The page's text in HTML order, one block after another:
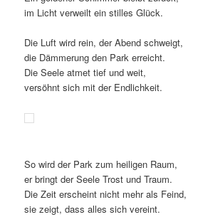
im Licht verweilt ein stilles Glück.
Die Luft wird rein, der Abend schweigt,
die Dämmerung den Park erreicht.
Die Seele atmet tief und weit,
versöhnt sich mit der Endlichkeit.
So wird der Park zum heiligen Raum,
er bringt der Seele Trost und Traum.
Die Zeit erscheint nicht mehr als Feind,
sie zeigt, dass alles sich vereint.